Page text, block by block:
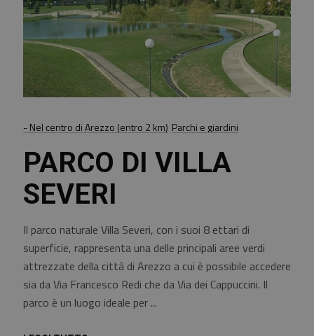
- Nel centro di Arezzo (entro 2 km) Parchi e giardini
PARCO DI VILLA
SEVERI
Il parco naturale Villa Severi, con i suoi 8 ettari di
superficie, rappresenta una delle principali aree verdi
attrezzate della città di Arezzo a cui è possibile accedere
sia da Via Francesco Redi che da Via dei Cappuccini. Il
parco è un luogo ideale per